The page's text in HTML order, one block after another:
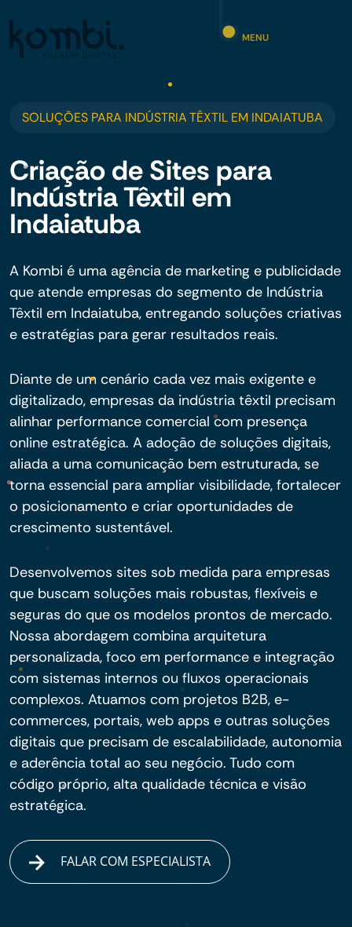
MENU
SOLUÇÕES PARA INDÚSTRIA TÊXTIL EM INDAIATUBA
Criação de Sites para
Indústria Têxtil em
Indaiatuba
A Kombi é uma agência de marketing e publicidade
que atende empresas do segmento de Indústria
Têxtil em Indaiatuba, entregando soluções criativas
e estratégias para gerar resultados reais.
Diante de um cenário cada vez mais exigente e
digitalizado, empresas da indústria têxtil precisam
alinhar performance comercial com presença
online estratégica. A adoção de soluções digitais,
aliada a uma comunicação bem estruturada, se
torna essencial para ampliar visibilidade, fortalecer
o posicionamento e criar oportunidades de
crescimento sustentável.
Desenvolvemos sites sob medida para empresas
que buscam soluções mais robustas, flexíveis e
seguras do que os modelos prontos de mercado.
Nossa abordagem combina arquitetura
personalizada, foco em performance e integração
com sistemas internos ou fluxos operacionais
complexos. Atuamos com projetos B2B, e-
commerces, portais, web apps e outras soluções
digitais que precisam de escalabilidade, autonomia
e aderência total ao seu negócio. Tudo com
código próprio, alta qualidade técnica e visão
estratégica.
FALAR COM ESPECIALISTA